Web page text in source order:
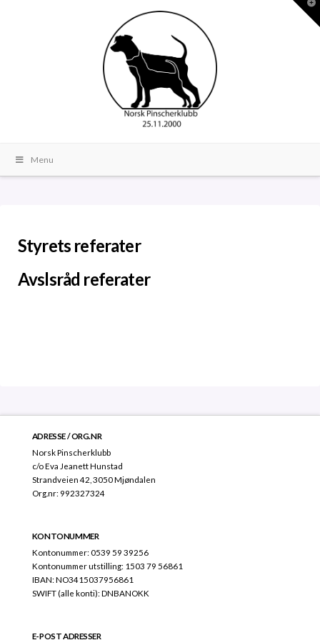
Menu
Styrets referater
Avslsråd referater
ADRESSE / ORG.NR
Norsk Pinscherklubb
c/o Eva Jeanett Hunstad
Strandveien 42, 3050 Mjøndalen
Org.nr: 992327324
KONTONUMMER
Kontonummer: 0539 59 39256
Kontonummer utstilling: 1503 79 56861
IBAN: NO3415037956861
SWIFT (alle konti): DNBANOKK
E-POST ADRESSER